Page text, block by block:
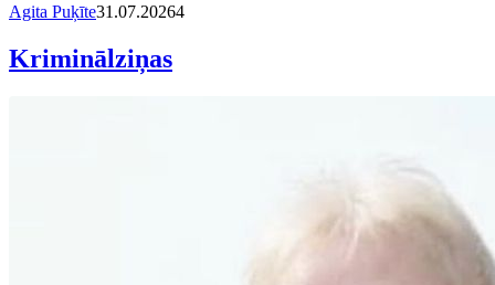
Agita Puķīte31.07.20264
Kriminālziņas